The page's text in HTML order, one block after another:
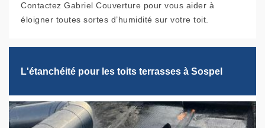
Contactez Gabriel Couverture pour vous aider à
éloigner toutes sortes d’humidité sur votre toit.
L'étanchéité pour les toits terrasses à Sospel